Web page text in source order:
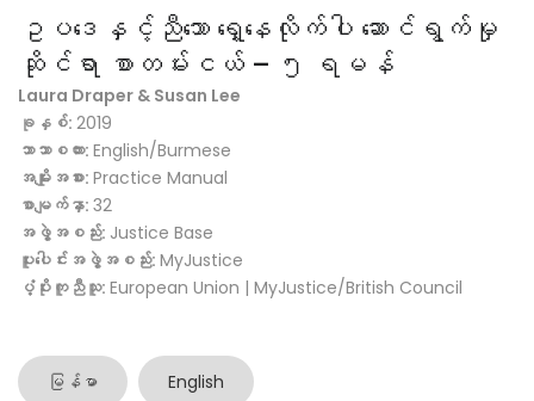
ဥပဒေနှင့်ညီသော ရှေ့နေလိုက်ပါ ဆောင်ရွက်မှု
ဆိုင်ရာ စာတမ်းငယ် – ၅ ရမန်
Laura Draper & Susan Lee
ခုနှစ်: 2019
ဘာသာစကား: English/Burmese
အမျိုးအစား: Practice Manual
စာမျက်နှာ: 32
အဖွဲ့အစည်း: Justice Base
ပူးပေါင်းအဖွဲ့အစည်း: MyJustice
ပံ့ပိုးကူညီသူ: European Union | MyJustice/British Council
မြန်မာ English